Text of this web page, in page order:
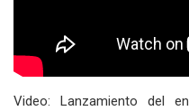
Video: Lanzamiento del